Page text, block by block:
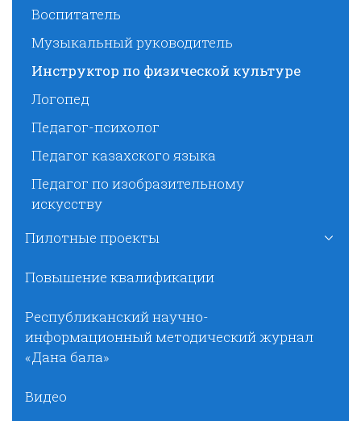
Воспитатель
Музыкальный руководитель
Инструктор по физической культуре
Логопед
Педагог-психолог
Педагог казахского языка
Педагог по изобразительному
искусству
Пилотные проекты
Повышение квалификации
Республиканский научно-
информационный методический журнал
«Дана бала»
Видео